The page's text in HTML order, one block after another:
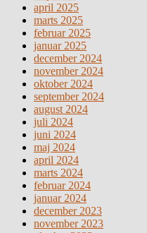
april 2025
marts 2025
februar 2025
januar 2025
december 2024
november 2024
oktober 2024
september 2024
august 2024
juli 2024
juni 2024
maj 2024
april 2024
marts 2024
februar 2024
januar 2024
december 2023
november 2023